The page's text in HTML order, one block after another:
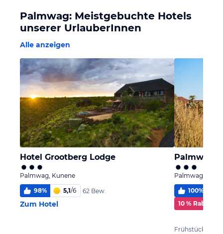
Palmwag: Meistgebuchte Hotels
unserer UrlauberInnen
Alle anzeigen
Hotel Grootberg Lodge
Palmwag, Kunene
98% 5,1/6 62 Bew.
Zum Hotel
Palmwag
Palmwag,
100%
10 % Rabatt
Frühstück